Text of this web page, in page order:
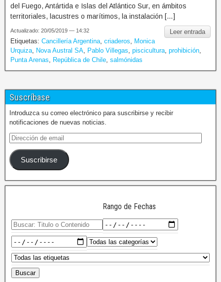
del Fuego, Antártida e Islas del Atlántico Sur, en ámbitos
territoriales, lacustres o marítimos, la instalación […]
Leer entrada
Actualizado: 20/05/2019 — 14:32
Etiquetas: Cancillería Argentina criaderos
Monica
Urquiza
Nova Austral SA Pablo Villegas piscicultura prohibición
Punta Arenas
República de Chile salmónidas
Suscríbase
Introduzca su correo electrónico para suscribirse y recibir
notificaciones de nuevas noticias.
Suscribirse
Rango de Fechas